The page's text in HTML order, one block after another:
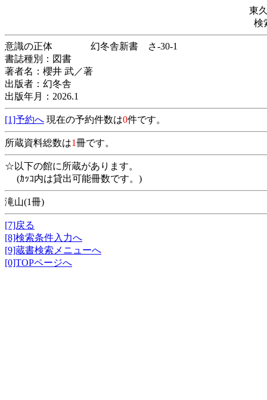
東
検
意識の正体 幻冬舎新書 さ-30-1
書誌種別：図書
著者名：櫻井 武／著
出版者：幻冬舎
出版年月：2026.1
[1]予約へ 現在の予約件数は0件です。
所蔵資料総数は1冊です。
☆以下の館に所蔵があります。
(ｶｯｺ内は貸出可能冊数です。)
滝山(1冊)
[7]戻る
[8]検索条件入力へ
[9]蔵書検索メニューへ
[0]TOPページへ